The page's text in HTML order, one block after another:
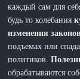
каждый сам для
будь то колебания
изменения законов
подъемах или
политиков.
обрабатываются